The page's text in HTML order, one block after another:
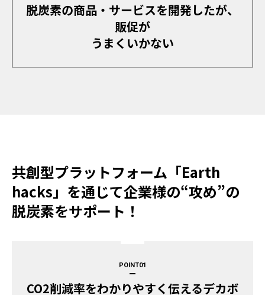
脱炭素の商品・サービスを開発したが、
販促が
うまくいかない
共創型プラットフォーム「Earth
hacks」を通じて企業様の“攻め”の
脱炭素をサポート！
POINT
CO2削減率をわかりやすく伝えるデカボ